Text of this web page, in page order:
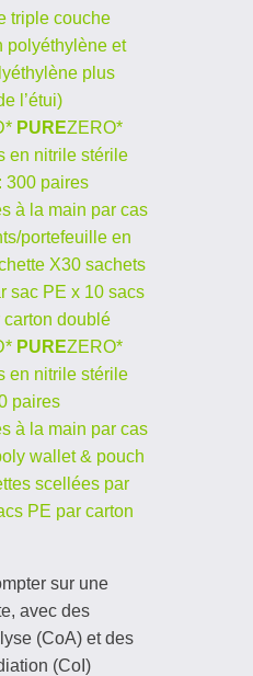
triple couche
polyéthylène et
plus
l’étui)
PUREZERO*
en nitrile stérile
300 paires
à la main par cas
portefeuille en
X30 sachets
sac PE x 10 sacs
carton doublé
PUREZERO*
en nitrile stérile
paires
à la main par cas
wallet & pouch
scellées par
PE par carton
sur une
avec des
(CoA) et des
(CoI)